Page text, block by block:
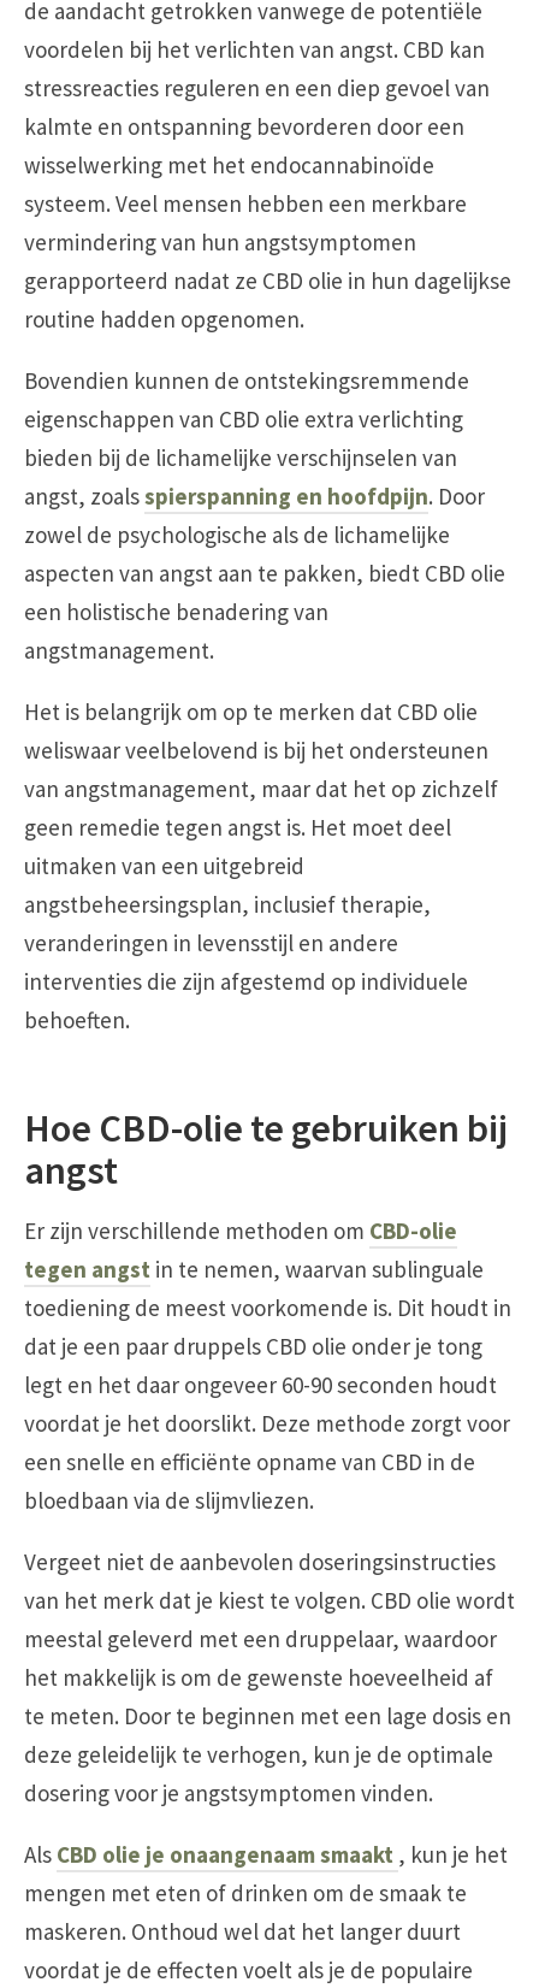
de aandacht getrokken vanwege de potentiële
voordelen bij het verlichten van angst. CBD kan
stressreacties reguleren en een diep gevoel van
kalmte en ontspanning bevorderen door een
wisselwerking met het endocannabinoïde
systeem. Veel mensen hebben een merkbare
vermindering van hun angstsymptomen
gerapporteerd nadat ze CBD olie in hun dagelijkse
routine hadden opgenomen.
Bovendien kunnen de ontstekingsremmende
eigenschappen van CBD olie extra verlichting
bieden bij de lichamelijke verschijnselen van
angst, zoalsspierspanning en hoofdpijn. Door
zowel de psychologische als de lichamelijke
aspecten van angst aan te pakken, biedt CBD olie
een holistische benadering van
angstmanagement.
Het is belangrijk om op te merken dat CBD olie
weliswaar veelbelovend is bij het ondersteunen
van angstmanagement, maar dat het op zichzelf
geen remedie tegen angst is. Het moet deel
uitmaken van een uitgebreid
angstbeheersingsplan, inclusief therapie,
veranderingen in levensstijl en andere
interventies die zijn afgestemd op individuele
behoeften.
Hoe CBD-olie te gebruiken bij
angst
Er zijn verschillende methoden om CBD-olie
tegen angst in te nemen, waarvan sublinguale
toediening de meest voorkomende is. Dit houdt in
dat je een paar druppels CBD olie onder je tong
legt en het daar ongeveer 60-90 seconden houdt
voordat je het doorslikt. Deze methode zorgt voor
een snelle en efficiënte opname van CBD in de
bloedbaan via de slijmvliezen.
Vergeet niet de aanbevolen doseringsinstructies
van het merk dat je kiest te volgen. CBD olie wordt
meestal geleverd met een druppelaar, waardoor
het makkelijk is om de gewenste hoeveelheid af
te meten. Door te beginnen met een lage dosis en
deze geleidelijk te verhogen, kun je de optimale
dosering voor je angstsymptomen vinden.
Als CBD olie je onaangenaam smaakt , kun je het
mengen met eten of drinken om de smaak te
maskeren. Onthoud wel dat het langer duurt
voordat je de effecten voelt als je de populaire